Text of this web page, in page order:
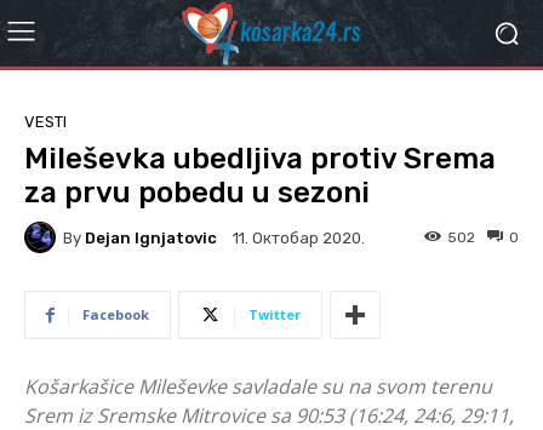
VESTI
Mileševka ubedljiva protiv Srema
za prvu pobedu u sezoni
By Dejan Ignjatovic 11. Октобар 2020. 0
502
Facebook Twitter
Košarkašice Mileševke savladale su na svom terenu
Srem iz Sremske Mitrovice sa 90:53 (16:24, 24:6, 29:11,